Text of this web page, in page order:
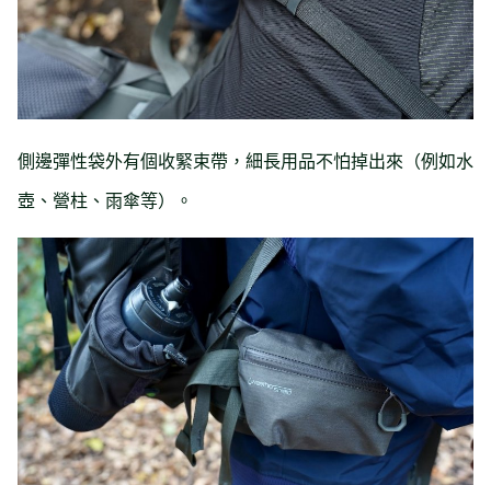
側邊彈性袋外有個收緊束帶，細長用品不怕掉出來（例如水
壺、營柱、雨傘等）。